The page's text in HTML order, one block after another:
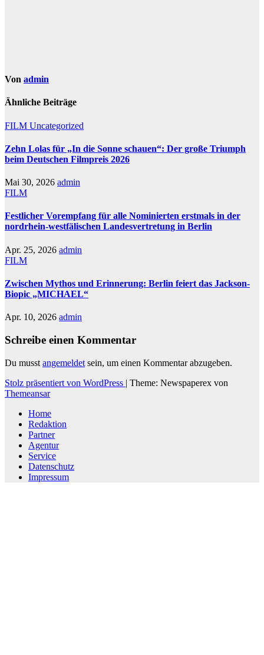
Von admin
Ähnliche Beiträge
FILM Uncategorized
Zehn Lolas für „In die Sonne schauen“: Der große Triumph
beim Deutschen Filmpreis 2026
Mai 30, 2026 admin
FILM
Festlicher Vorempfang für alle Nominierten erstmals in der
nordrhein-westfälischen Landesvertretung in Berlin
Apr. 25, 2026 admin
FILM
Zwischen Mythos und Erinnerung: Berlin feiert das Jackson-
Biopic „MICHAEL“
Apr. 10, 2026 admin
Schreibe einen Kommentar
Du musst angemeldet sein, um einen Kommentar abzugeben.
Stolz präsentiert von WordPress | Theme: Newspaperex von
Themeansar
Home
Redaktion
Partner
Agentur
Service
Datenschutz
Impressum